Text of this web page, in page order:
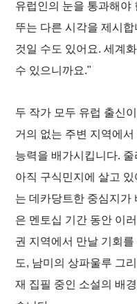
유럽인의 눈을 통과해야
뚜는 다른 시각을 제시
것일 수도 있어요. 세계
수 있으니까요."
두 작가 모두 유럽 출신
거의 없는 주변 지역에
능력을 배가시킵니다.
아직 구식민지에 살고
는 데카당트한 중심지가
은 멘토십 기간 동안 이
권 지역에서 만날 기회
도, 남미의 상파울루 그
재 집필 중인 소설의 배